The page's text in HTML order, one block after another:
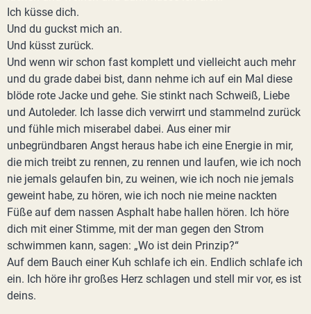
Ich küsse dich.
Und du guckst mich an.
Und küsst zurück.
Und wenn wir schon fast komplett und vielleicht auch mehr
und du grade dabei bist, dann nehme ich auf ein Mal diese
blöde rote Jacke und gehe. Sie stinkt nach Schweiß, Liebe
und Autoleder. Ich lasse dich verwirrt und stammelnd zurück
und fühle mich miserabel dabei. Aus einer mir
unbegründbaren Angst heraus habe ich eine Energie in mir,
die mich treibt zu rennen, zu rennen und laufen, wie ich noch
nie jemals gelaufen bin, zu weinen, wie ich noch nie jemals
geweint habe, zu hören, wie ich noch nie meine nackten
Füße auf dem nassen Asphalt habe hallen hören. Ich höre
dich mit einer Stimme, mit der man gegen den Strom
schwimmen kann, sagen: „Wo ist dein Prinzip?“
Auf dem Bauch einer Kuh schlafe ich ein. Endlich schlafe ich
ein. Ich höre ihr großes Herz schlagen und stell mir vor, es ist
deins.